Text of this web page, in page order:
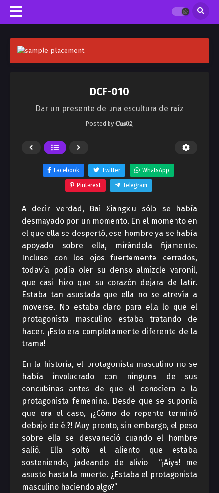
DCF-010
Dar un presente de una escultura de raíz
Posted by 𝐂𝐮𝐬𝟎𝟐,
Facebook Twitter WhatsApp
Pinterest Telegram
A decir verdad, Bai Xiangxiu sólo se había
desmayado por un momento. En el momento en
el que ella se despertó, ese hombre ya se había
apoyado sobre ella, mirándola fijamente.
Incluso con los ojos fuertemente cerrados,
todavía podía oler su denso almizcle varonil,
que casi hizo que su corazón dejara de latir.
Estaba tan asustada que ella no se atrevía a
moverse. No estaba claro para ella lo que el
protagonista masculino estaba tratando de
hacer. ¡Esto era completamente diferente de la
trama!
En la historia, el protagonista masculino no se
había involucrado con ninguna de sus
concubinas antes de que él conociera a la
protagonista femenina. Desde que se suponía
que era el caso, ¡¿Cómo de repente terminó
debajo de él?! Muy pronto, sin embargo, el peso
sobre ella se desvaneció cuando el hombre
salió. Ella soltó el aliento que estaba
sosteniendo, jadeando de alivio “¡Aiya! me
asusto hasta la muerte. ¿Estaba el protagonista
masculino haciendo algo?”